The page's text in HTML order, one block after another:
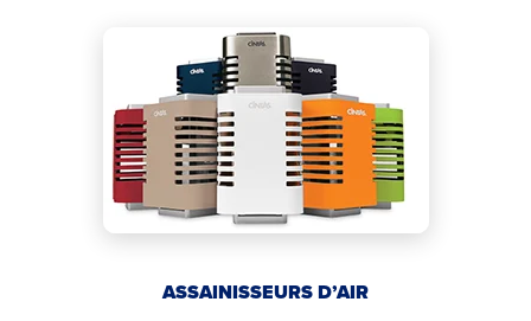
ASSAINISSEURS D’AIR